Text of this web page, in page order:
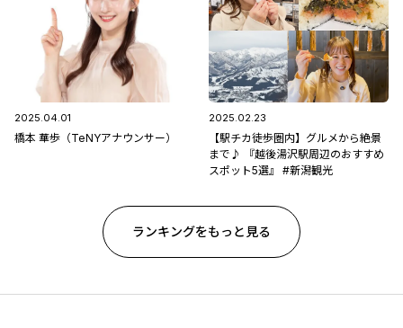
2025.04.01
橋本 華歩（TeNYアナウンサー）
2025.02.23
【駅チカ徒歩圏内】グルメから絶景
まで♪ 『越後湯沢駅周辺のおすすめ
スポット5選』 #新潟観光
ランキングをもっと見る